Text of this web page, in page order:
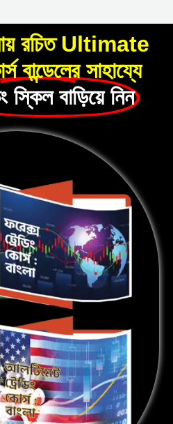
রচিত Ultimate
সাহায্যে
স্কিল বাড়িয়ে নিন